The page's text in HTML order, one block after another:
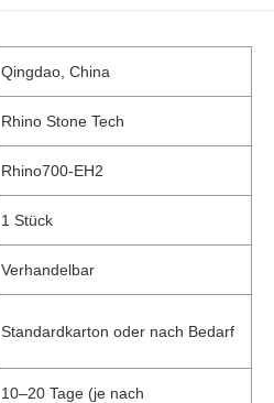
Qingdao, China
Rhino Stone Tech
Rhino700-EH2
1 Stück
Verhandelbar
Standardkarton oder nach Bedarf
10–20 Tage (je nach